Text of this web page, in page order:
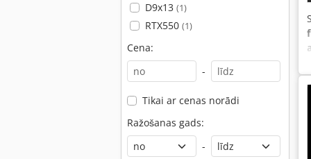
D9x13 (1)
RTX550 (1)
Cena:
-
Tikai ar cenas norādi
Ražošanas gads:
-